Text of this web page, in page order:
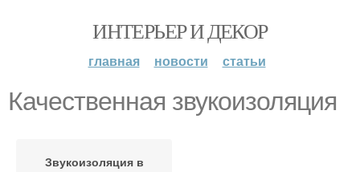
ИНТЕРЬЕР И ДЕКОР
главная новости статьи
Качественная звукоизоляция
Звукоизоляция в